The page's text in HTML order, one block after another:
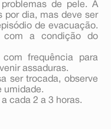
de pele. A
por dia, mas deve ser
de evacuação.
com a condição do
frequência para
assaduras.
ser trocada, observe
umidade.
cada 2 a 3 horas.